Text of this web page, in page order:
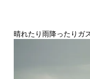
晴れたり雨降ったりガ